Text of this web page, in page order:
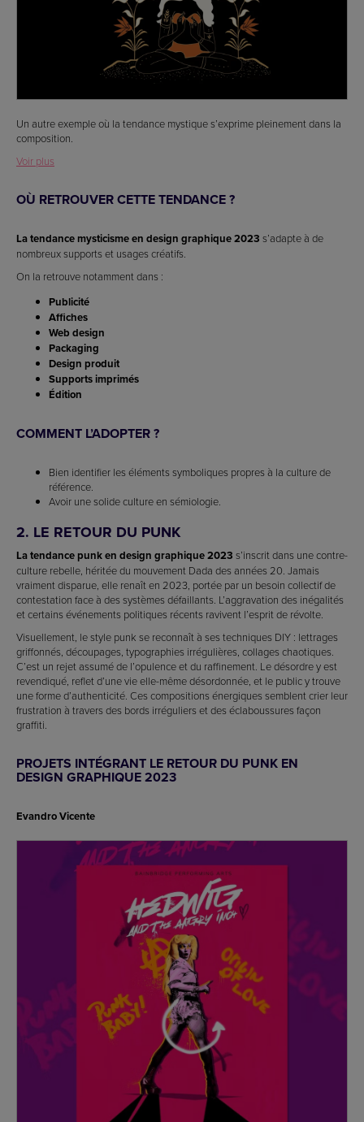
Un autre exemple où la tendance mystique s’exprime pleinement dans la
composition.
Voir plus
OÙ RETROUVER CETTE TENDANCE ?
La tendance mysticisme en design graphique 2023 s’adapte à de
nombreux supports et usages créatifs.
On la retrouve notamment dans :
Publicité
Affiches
Web design
Packaging
Design produit
Supports imprimés
Édition
COMMENT L’ADOPTER ?
Bien identifier les éléments symboliques propres à la culture de
référence.
Avoir une solide culture en sémiologie.
2. LE RETOUR DU PUNK
La tendance punk en design graphique 2023 s’inscrit dans une contre-
culture rebelle, héritée du mouvement Dada des années 20. Jamais
vraiment disparue, elle renaît en 2023, portée par un besoin collectif de
contestation face à des systèmes défaillants. L’aggravation des inégalités
et certains événements politiques récents ravivent l’esprit de révolte.
Visuellement, le style punk se reconnaît à ses techniques DIY : lettrages
griffonnés, découpages, typographies irrégulières, collages chaotiques.
C’est un rejet assumé de l’opulence et du raffinement. Le désordre y est
revendiqué, reflet d’une vie elle-même désordonnée, et le public y trouve
une forme d’authenticité. Ces compositions énergiques semblent crier leur
frustration à travers des bords irréguliers et des éclaboussures façon
graffiti.
PROJETS INTÉGRANT LE RETOUR DU PUNK EN
DESIGN GRAPHIQUE 2023
Evandro Vicente